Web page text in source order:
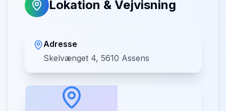
Lokation & Vejvisning
Adresse
Skelvænget 4, 5610 Assens